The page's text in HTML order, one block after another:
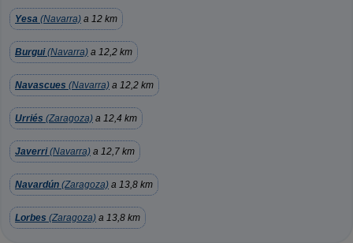
Yesa (Navarra) a 12 km
Burgui(Navarra) a 12,2 km
Navascues (Navarra) a 12,2 km
Urriés (Zaragoza) a 12,4 km
Javerri(Navarra) a 12,7 km
Navardún (Zaragoza) a 13,8 km
Lorbes (Zaragoza) a 13,8 km